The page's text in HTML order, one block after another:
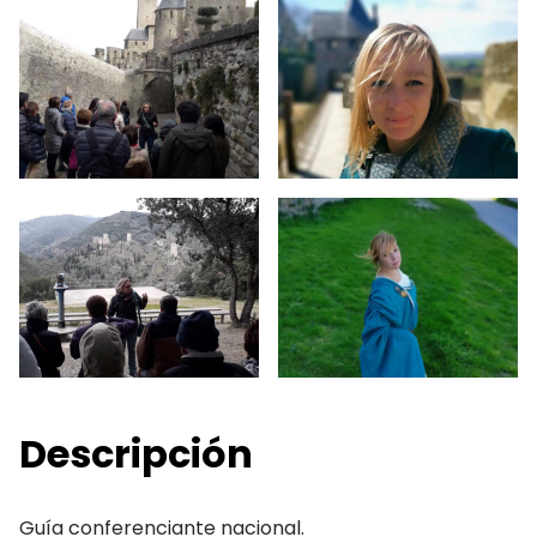
Descripción
Guía conferenciante nacional.